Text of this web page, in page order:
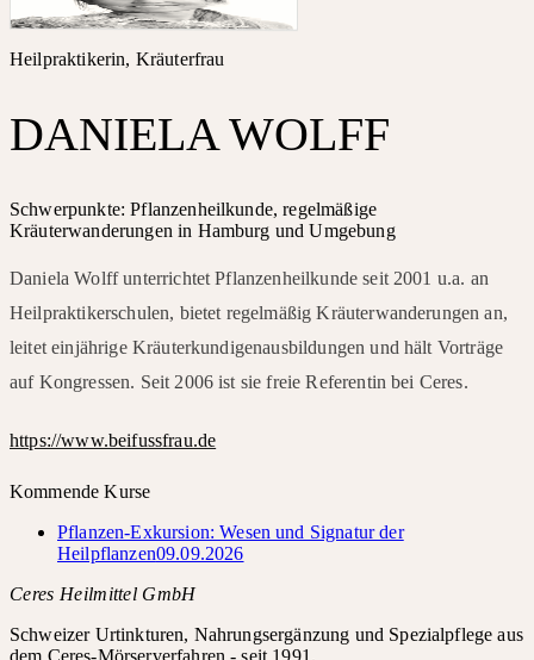
Heilpraktikerin, Kräuterfrau
DANIELA WOLFF
Schwerpunkte: Pflanzenheilkunde, regelmäßige
Kräuterwanderungen in Hamburg und Umgebung
Daniela Wolff unterrichtet Pflanzenheilkunde seit 2001 u.a. an
Heilpraktikerschulen, bietet regelmäßig Kräuterwanderungen an,
leitet einjährige Kräuterkundigenausbildungen und hält Vorträge
auf Kongressen. Seit 2006 ist sie freie Referentin bei Ceres.
https://www.beifussfrau.de
Kommende Kurse
Pflanzen-Exkursion: Wesen und Signatur der
Heilpflanzen09.09.2026
Ceres Heilmittel GmbH
Schweizer Urtinkturen, Nahrungsergänzung und Spezialpflege aus